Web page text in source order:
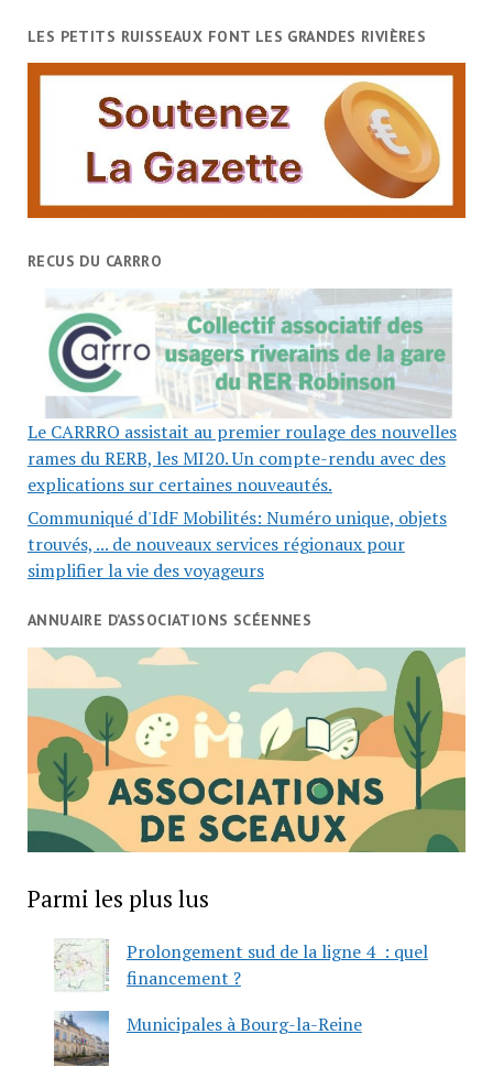
LES PETITS RUISSEAUX FONT LES GRANDES RIVIÈRES
RECUS DU CARRRO
Le CARRRO assistait au premier roulage des nouvelles
rames du RERB, les MI20. Un compte-rendu avec des
explications sur certaines nouveautés.
Communiqué d'IdF Mobilités: Numéro unique, objets
trouvés, ... de nouveaux services régionaux pour
simplifier la vie des voyageurs
ANNUAIRE D’ASSOCIATIONS SCÉENNES
Parmi les plus lus
Prolongement sud de la ligne 4 : quel
financement ?
Municipales à Bourg-la-Reine